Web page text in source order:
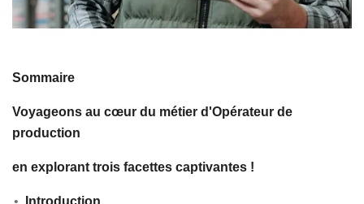
Sommaire
Voyageons au cœur du métier d'Opérateur de
production
en explorant trois facettes captivantes !